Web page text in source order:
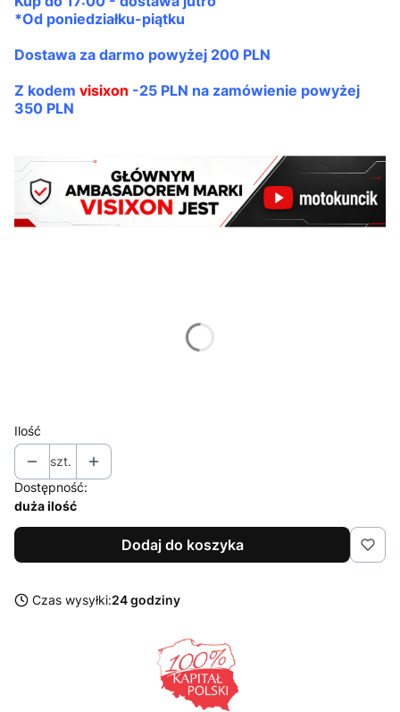
*Od poniedziałku-piątku
Dostawa za darmo powyżej 200 PLN
Z kodem visixon -25 PLN na zamówienie powyżej
350 PLN
Ilość
szt.
Dostępność:
duża ilość
Dodaj do koszyka
Czas wysyłki:24 godziny